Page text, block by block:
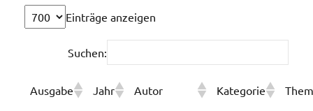
Einträge anzeigen
Suchen:
Ausgabe Jahr Autor Kategorie